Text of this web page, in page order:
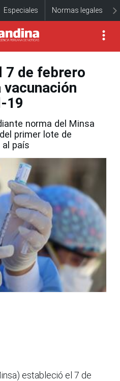
Especiales Normas legales
7 de febrero
19
norma del Minsa
primer lote de
al país
estableció el 7 de